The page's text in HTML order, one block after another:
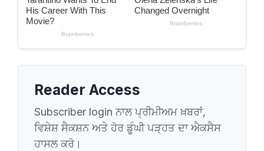
Reader Access
Subscriber login ਨਾਲ ਪ੍ਰੀਮੀਅਮ ਖ਼ਬਰਾਂ,
ਵਿਸ਼ੇਸ਼ ਸੈਕਸ਼ਨ ਅਤੇ ਹੋਰ ਡੂੰਘੀ ਪੜ੍ਹਤ ਦਾ ਐਕਸੈਸ
ਹਾਸਲ ਕਰੋ।